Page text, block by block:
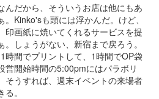
んだから、そういうお店は他にもあ
Kinko'sも頭には浮かんだ。けど、
印画紙に焼いてくれるサービスを提
しょうがない、新宿まで戻ろう。
時間でプリントして、1時間でOP袋
営開始時間の5:00pmにはパラボリ
そうすれば、週末イベントの来場者
。